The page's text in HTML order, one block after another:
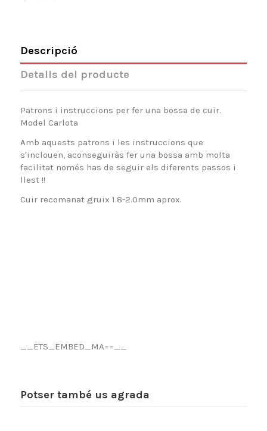
Descripció
Detalls del producte
Patrons i instruccions per fer una bossa de cuir.
Model Carlota
Amb aquests patrons i les instruccions que
s'inclouen, aconseguiràs fer una bossa amb molta
facilitat només has de seguir els diferents passos i
llest !!
Cuir recomanat gruix 1.8-2.0mm aprox.
__ETS_EMBED_MA==__
Potser també us agrada